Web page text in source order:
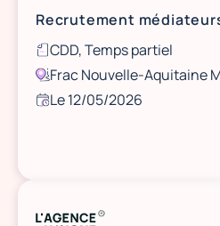
Recrutement
CDD, Temps partiel
Frac Nouvelle-Aquitaine
Le 12/05/2026